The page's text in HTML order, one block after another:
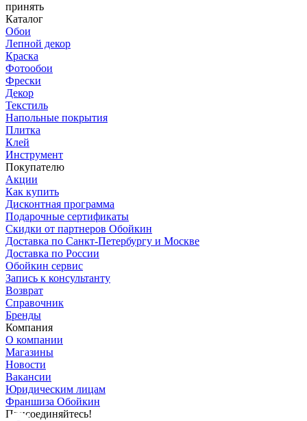
принять
Каталог
Обои
Лепной декор
Краска
Фотообои
Фрески
Декор
Текстиль
Напольные покрытия
Плитка
Клей
Инструмент
Покупателю
Акции
Как купить
Дисконтная программа
Подарочные сертификаты
Скидки от партнеров Обойкин
Доставка по Санкт-Петербургу и Москве
Доставка по России
Обойкин сервис
Запись к консультанту
Возврат
Справочник
Бренды
Компания
О компании
Магазины
Новости
Вакансии
Юридическим лицам
Франшиза Обойкин
Присоединяйтесь!